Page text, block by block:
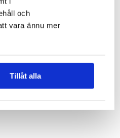
och
vara ännu mer
Tillåt alla